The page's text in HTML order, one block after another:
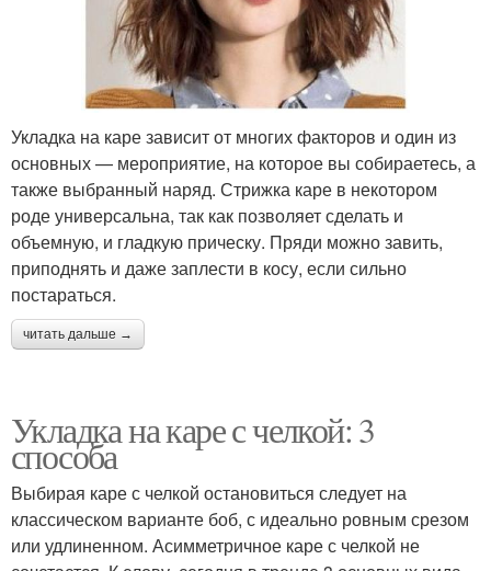
Укладка на каре зависит от многих факторов и один из
основных — мероприятие, на которое вы собираетесь, а
также выбранный наряд. Стрижка каре в некотором
роде универсальна, так как позволяет сделать и
объемную, и гладкую прическу. Пряди можно завить,
приподнять и даже заплести в косу, если сильно
постараться.
читать дальше →
Укладка на каре с челкой: 3
способа
Выбирая каре с челкой остановиться следует на
классическом варианте боб, с идеально ровным срезом
или удлиненном. Асимметричное каре с челкой не